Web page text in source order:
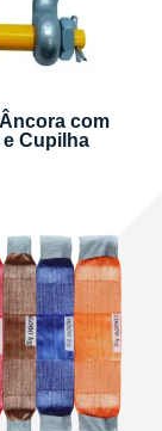
com
e Cupilha